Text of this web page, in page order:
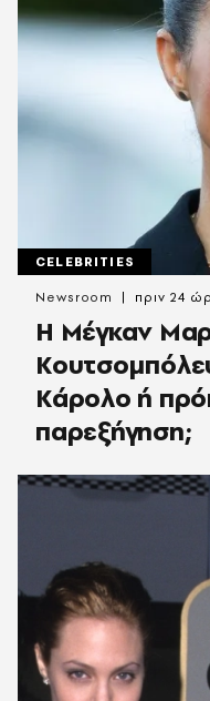
CELEBRITIES
Η Μέγκαν
Κάρολο ή
παρεξήγηση;
Newsroom πριν 24